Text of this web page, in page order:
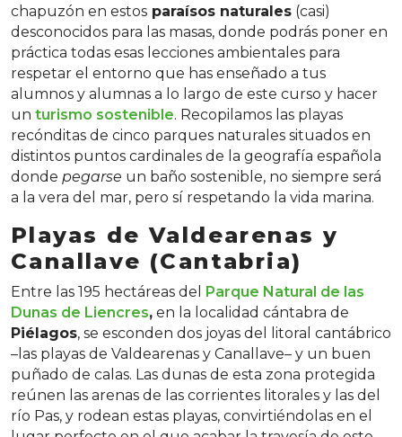
chapuzón en estos paraísos naturales (casi)
desconocidos para las masas, donde podrás poner en
práctica todas esas lecciones ambientales para
respetar el entorno que has enseñado a tus
alumnos y alumnas a lo largo de este curso y hacer
un turismo sostenible. Recopilamos las playas
recónditas de cinco parques naturales situados en
distintos puntos cardinales de la geografía española
donde pegarse un baño sostenible, no siempre será
a la vera del mar, pero sí respetando la vida marina.
Playas de Valdearenas y
Canallave (Cantabria)
Entre las 195 hectáreas del Parque Natural de las
Dunas de Liencres, en la localidad cántabra de
Piélagos, se esconden dos joyas del litoral cantábrico
–las playas de Valdearenas y Canallave– y un buen
puñado de calas. Las dunas de esta zona protegida
reúnen las arenas de las corrientes litorales y las del
río Pas, y rodean estas playas, convirtiéndolas en el